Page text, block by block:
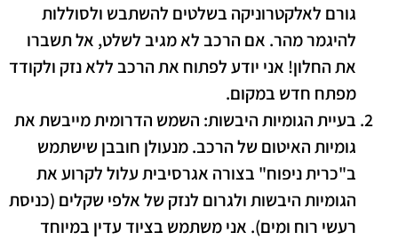
גורם לאלקטרוניקה בשלטים להשתבש ולסוללות
להיגמר מהר. אם הרכב לא מגיב לשלט, אל תשברו
את החלון! אני יודע לפתוח את הרכב ללא נזק ולקודד
מפתח חדש במקום.
בעיית הגומיות היבשות: השמש הדרומית מייבשת את
גומיות האיטום של הרכב. מנעולן חובבן שישתמש
ב"כרית ניפוח" בצורה אגרסיבית עלול לקרוע את
הגומיות היבשות ולגרום לנזק של אלפי שקלים (כניסת
רעשי רוח ומים). אני משתמש בציוד עדין במיוחד